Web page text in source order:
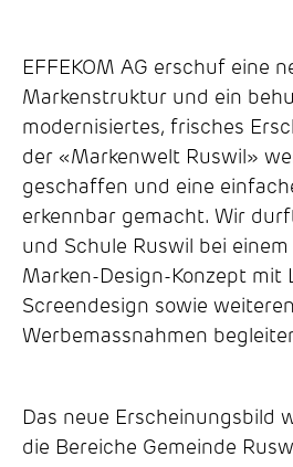
EFFEKOM AG erschuf eine
Markenstruktur und ein
modernisiertes, frisches
der «Markenwelt Ruswil»
geschaffen und eine
erkennbar gemacht. Wir
und Schule Ruswil bei
Marken-Design-Konzept mit
Screendesign sowie weiteren
Werbemassnahmen
Das neue Erscheinungsbild
die Bereiche Gemeinde